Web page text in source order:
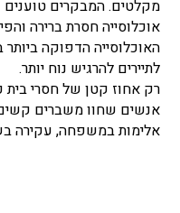
מקלטים. המבקרים טוענים
אוכלוסייה חסרת ברירה
האוכלוסייה הדפוקה
לתיירים להרגיש נוח יותר.
רק אחוז קטן של חסרי בית
אנשים שחוו משברים
אלימות במשפחה, עקירה